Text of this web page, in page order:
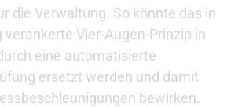
die Verwaltung. So könnte das in
verankerte Vier-Augen-Prinzip in
eine automatisierte
ersetzt werden und damit
bewirken.